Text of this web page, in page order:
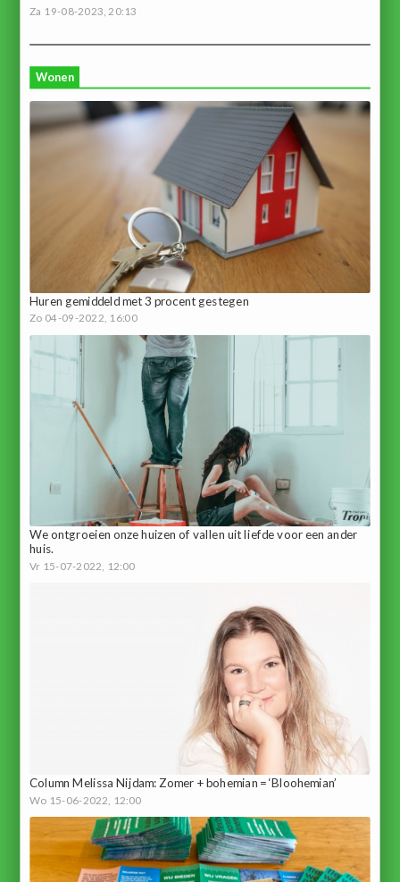
Za 19-08-2023, 20:13
Wonen
Huren gemiddeld met 3 procent gestegen
Zo 04-09-2022, 16:00
We ontgroeien onze huizen of vallen uit liefde voor een ander
huis.
Vr 15-07-2022, 12:00
Column Melissa Nijdam: Zomer + bohemian = ‘Bloohemian’
Wo 15-06-2022, 12:00